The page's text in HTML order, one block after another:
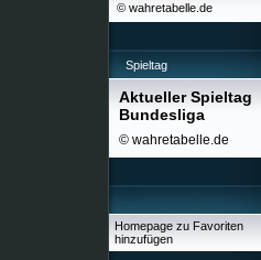
© wahretabelle.de
Spieltag
Aktueller Spieltag
Bundesliga
© wahretabelle.de
Homepage zu Favoriten
hinzufügen